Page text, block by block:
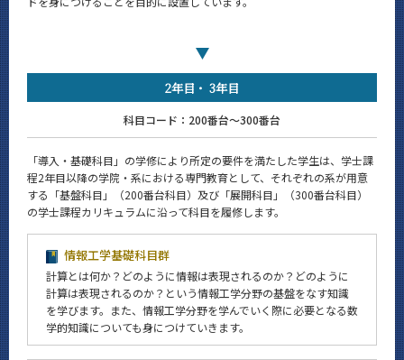
2年目 3年目
科目コード：200番台～300番台
「導入・基礎科目」の学修により所定の要件を満たした学生は、学士課
程2年目以降の学院・系における専門教育として、それぞれの系が用意
する「基盤科目」（200番台科目）及び「展開科目」（300番台科目）
の学士課程カリキュラムに沿って科目を履修します。
情報工学基礎科目群
計算とは何か？どのように情報は表現されるのか？どのように
計算は表現されるのか？という情報工学分野の基盤をなす知識
を学びます。また、情報工学分野を学んでいく際に必要となる数
学的知識についても身につけていきます。